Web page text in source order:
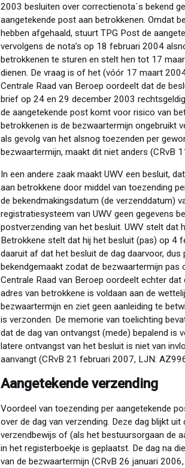
2003 besluiten over correctienota´s bekend
aangetekende post aan betrokkenen. Omdat
hebben afgehaald, stuurt TPG Post de
vervolgens de nota’s op 18 februari 2004
betrokkenen te sturen en stelt hen tot 17
dienen. De vraag is of het (vóór 17 maart
Centrale Raad van Beroep oordeelt dat de
brief op 24 en 29 december 2003
de aangetekende post komt voor risico van
betrokkenen is de bezwaartermijn ongebruikt
als gevolg van het alsnog toezenden per
bezwaartermijn, maakt dit niet anders (CRvB
In een andere zaak maakt UWV een besluit,
aan betrokkene door middel van toezending
de bekendmakingsdatum (de verzenddatum)
registratiesysteem van UWV geen gegevens
postverzending van het besluit. UWV stelt
Betrokkene stelt dat hij het besluit (pas) op 4
daaruit af dat het besluit de dag daarvoor,
bekendgemaakt zodat de bezwaartermijn
Centrale Raad van Beroep oordeelt echter
adres van betrokkene is voldaan aan de
bezwaartermijn en ziet geen aanleiding te
is verzonden. De memorie van toelichting
dat de dag van ontvangst (mede) bepalend is
latere ontvangst van het besluit is niet van
aanvangt (CRvB 21 februari 2007, LJN:
Aangetekende verzending
Voordeel van toezending per aangetekende
over de dag van verzending. Deze dag blijkt
verzendbewijs of (als het bestuursorgaan de
in het registerboekje is geplaatst. De dag na
van de bezwaartermijn (CRvB 26 januari